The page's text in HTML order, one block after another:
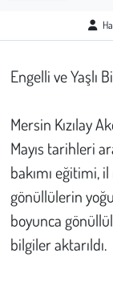
Engelli ve Yaşlı
Mersin Kızılay
Mayıs tarihleri
bakımı eğitimi,
gönüllülerin
boyunca
bilgiler aktarıldı.
İnsan
Hayvan
Çevre
Galeri